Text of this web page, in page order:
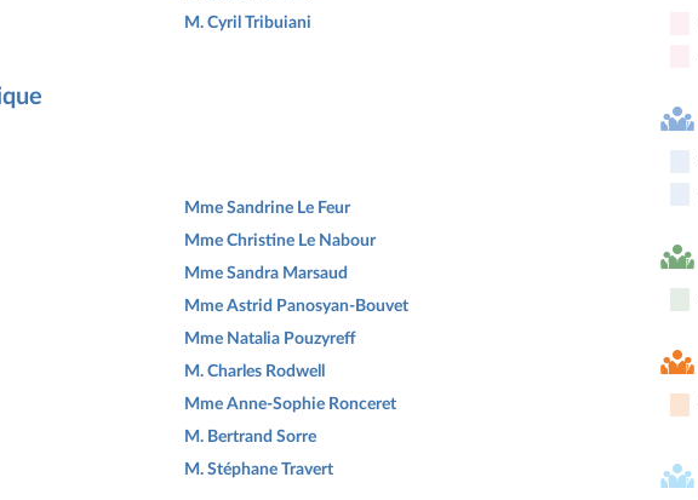
M. Cyril Tribuiani
Mme Sandrine Le Feur
Mme Christine Le Nabour
Mme Sandra Marsaud
Mme Astrid Panosyan-Bouvet
Mme Natalia Pouzyreff
M. Charles Rodwell
Mme Anne-Sophie Ronceret
M. Bertrand Sorre
M. Stéphane Travert